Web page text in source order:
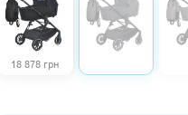
18 878 грн